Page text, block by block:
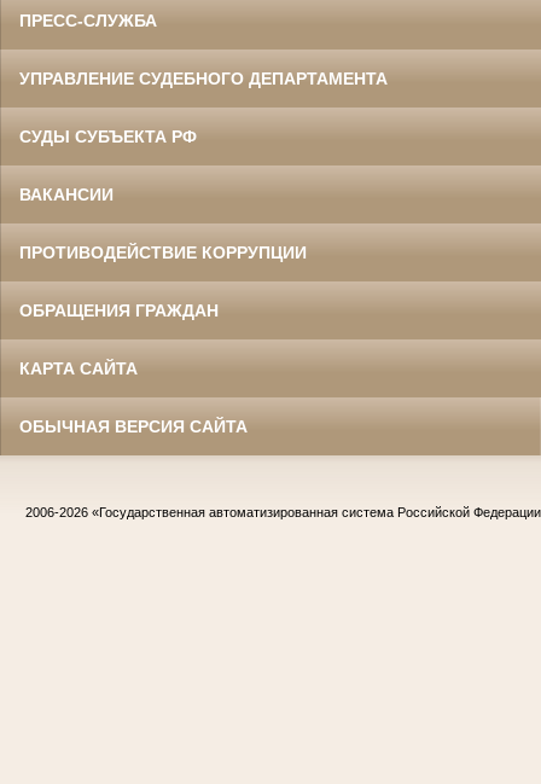
ПРЕСС-СЛУЖБА
УПРАВЛЕНИЕ СУДЕБНОГО ДЕПАРТАМЕНТА
СУДЫ СУБЪЕКТА РФ
ВАКАНСИИ
ПРОТИВОДЕЙСТВИЕ КОРРУПЦИИ
ОБРАЩЕНИЯ ГРАЖДАН
КАРТА САЙТА
ОБЫЧНАЯ ВЕРСИЯ САЙТА
2006-2026 «Государственная автоматизированная система Российской